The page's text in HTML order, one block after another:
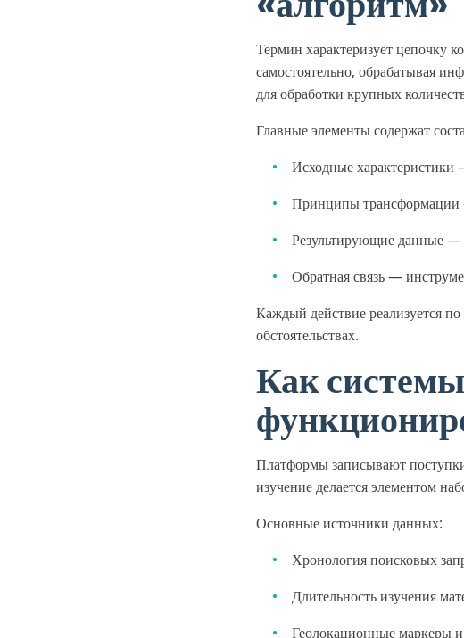
Термин характеризует цепочку
самостоятельно, обрабатывая
для обработки крупных
Главные элементы содержат
Исходные характеристики
Принципы трансформации
Результирующие данные —
Обратная связь —
Каждый действие реализуется
обстоятельствах.
Как
Платформы записывают
изучение делается элементом
Основные источники данных:
Хронология поисковых
Длительность изучения
Геолокационные маркеры